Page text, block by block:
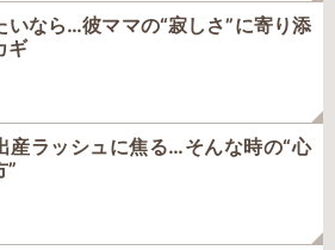
いなら…彼ママの“寂しさ”に寄り添
ギ
産ラッシュに焦る…そんな時の“心
”